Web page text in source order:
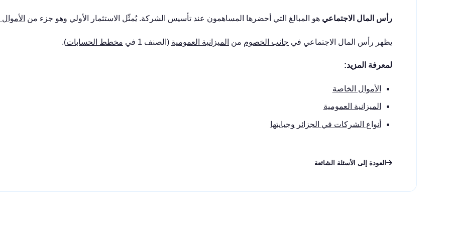
رأس المال الاجتماعي هو المبالغ التي أحضرها المساهمون عند تأسيس الشركة. يُمثّل الاستثمار الأولي وهو جزء من
يظهر رأس المال الاجتماعي في جانب الخصوم من الميزانية العمومية (الصنف 1 في مخطط الحسابات).
لمعرفة المزيد:
الأموال الخاصة
الميزانية العمومية
أنواع الشركات في الجزائر وجبايتها
العودة إلى الأسئلة الشائعة